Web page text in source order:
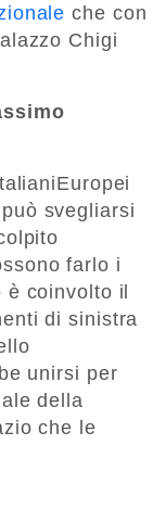
che con
Chigi
svegliarsi
farlo i
è coinvolto il
di sinistra
unirsi per
della
che le